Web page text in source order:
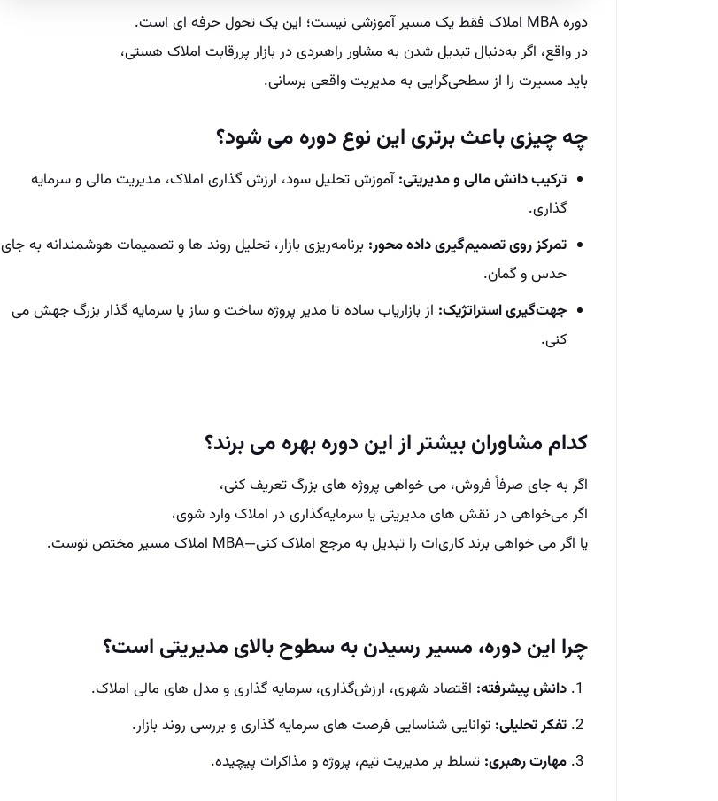
دوره MBA املاک فقط یک مسیر آموزشی نیست؛ این یک تحول حرفه‌ ای است.
در واقع، اگر به‌دنبال تبدیل شدن به مشاور راهبردی در بازار پررقابت املاک هستی،
باید مسیرت را از سطحی‌گرایی به مدیریت واقعی برسانی.
چه چیزی باعث برتری این نوع دوره می‌ شود؟
ترکیب دانش مالی و مدیریتی:آموزش تحلیل سود، ارزش‌ گذاری املاک، مدیریت مالی و سرمایه‌
گذاری.
تمرکز روی تصمیم‌گیری داده‌ محور: برنامه‌ریزی بازار، تحلیل روند ها و تصمیمات هوشمندانه به جای
حدس و گمان.
جهت‌گیری استراتژیک: از بازاریاب ساده تا مدیر پروژه ساخت‌ و ساز یا سرمایه‌ گذار بزرگ جهش می‌
کنی.
کدام مشاوران بیشتر از این دوره بهره می‌ برند؟
اگر به جای صرفاً فروش، می‌ خواهی پروژه‌ های بزرگ تعریف کنی،
اگر می‌خواهی در نقش‌ های مدیریتی یا سرمایه‌گذاری در املاک وارد شوی،
یا اگر می‌ خواهی برند کاری‌ات را تبدیل به مرجع املاک کنی—MBA املاک مسیر مختص توست.
چرا این دوره، مسیر رسیدن به سطوح بالای مدیریتی است؟
دانش پیشرفته: اقتصاد شهری، ارزش‌گذاری، سرمایه‌ گذاری و مدل‌ های مالی املاک.
تفکر تحلیلی: توانایی شناسایی فرصت‌ های سرمایه‌ گذاری و بررسی روند بازار.
مهارت رهبری: تسلط بر مدیریت تیم، پروژه و مذاکرات پیچیده.